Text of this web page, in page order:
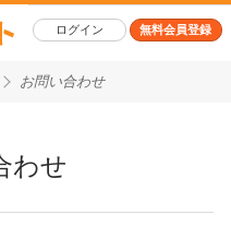
ログイン 無料会員登録
お問い合わせ
わせ